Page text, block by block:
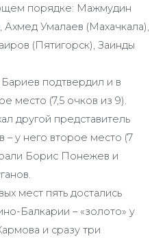
порядке: Мажмудин
Умалаев (Махачкала),
(Пятигорск), Заинды
подтвердил и в
место (7,5 очков из 9).
другой представитель
– у него второе место (7
Борис Понежев и
мест пять достались
Балкарии – «золото» у
и сразу три